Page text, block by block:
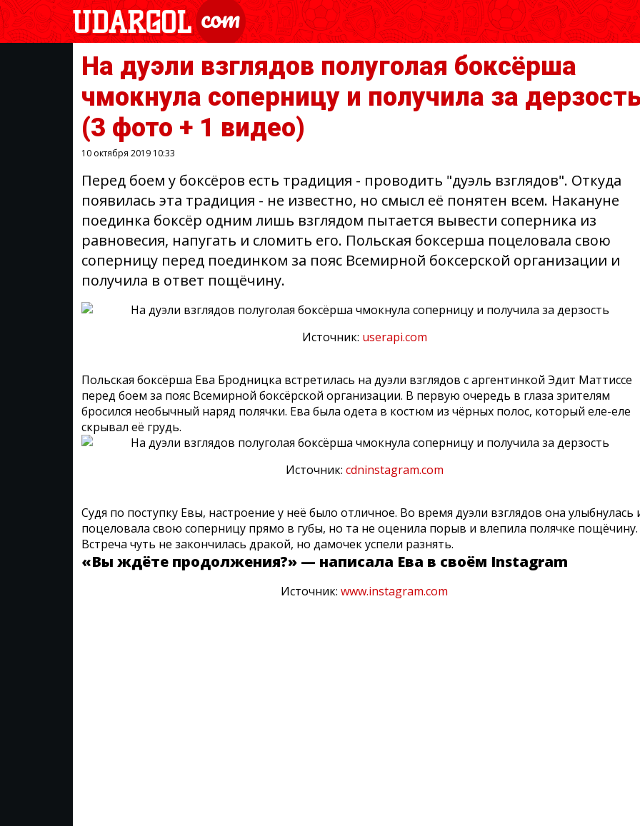
На дуэли взглядов полуголая боксёрша
чмокнула соперницу и получила за
(3 фото + 1 видео)
10 октября 2019 10:33
Перед боем у боксёров есть традиция - проводить "дуэль взглядов". Откуда
появилась эта традиция - не известно, но смысл её понятен всем. Накануне
поединка боксёр одним лишь взглядом пытается вывести соперника из
равновесия, напугать и сломить его. Польская боксерша поцеловала свою
соперницу перед поединком за пояс Всемирной боксерской организации и
получила в ответ пощёчину.
Источник: userapi.com
Польская боксёрша Ева Бродницка встретилась на дуэли взглядов с аргентинкой Эдит Маттиссе
перед боем за пояс Всемирной боксёрской организации. В первую очередь в глаза зрителям
бросился необычный наряд полячки. Ева была одета в костюм из чёрных полос, который еле-еле
скрывал её грудь.
Источник: cdninstagram.com
Судя по поступку Евы, настроение у неё было отличное. Во время дуэли взглядов она улыбнулась
поцеловала свою соперницу прямо в губы, но та не оценила порыв и влепила полячке пощёчину.
Встреча чуть не закончилась дракой, но дамочек успели разнять.
«Вы ждёте продолжения?» — написала Ева в своём Instagram
Источник: www.instagram.com